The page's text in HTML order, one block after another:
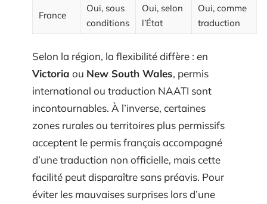
France
Oui, sous
conditions
Oui, selon
l’État
Oui, comme
traduction
Selon la région, la flexibilité diffère : en
Victoria ou New South Wales, permis
international ou traduction NAATI sont
incontournables. À l’inverse, certaines
zones rurales ou territoires plus permissifs
acceptent le permis français accompagné
d’une traduction non officielle, mais cette
facilité peut disparaître sans préavis. Pour
éviter les mauvaises surprises lors d’une